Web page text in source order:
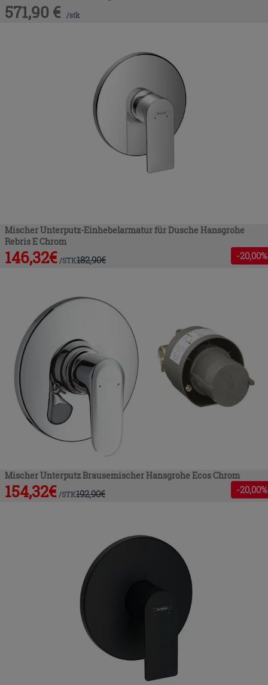
571,90 € /stk
Mischer Unterputz-Einhebelarmatur für Dusche Hansgrohe
Rebris E Chrom
146,32€ /STK182,90€ -20,00%
Mischer Unterputz Brausemischer Hansgrohe Ecos Chrom
154,32€ /STK192,90€ -20,00%